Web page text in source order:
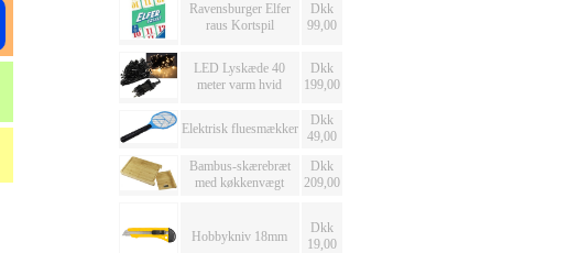
Ravensburger Elfer
raus Kortspil
Dkk
99,00
LED Lyskæde 40
meter varm hvid
Dkk
199,00
Elektrisk fluesmækker
Dkk
49,00
Bambus-skærebræt
med køkkenvægt
Dkk
209,00
Hobbykniv 18mm
Dkk
19,00